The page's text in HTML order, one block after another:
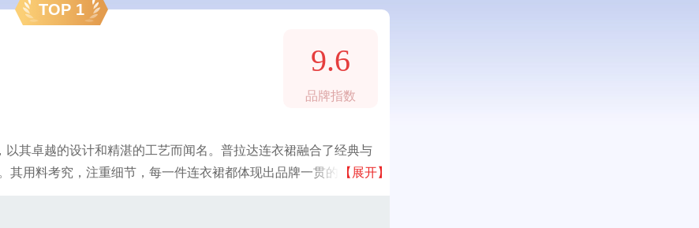
TOP 1
9.6
品牌指数
以其卓越的设计和精湛的工艺而闻名。普拉达连衣裙融合了经典与
其用料考究，注重细节，每一件连衣裙都体现出品牌一贯的高端品
【展开】